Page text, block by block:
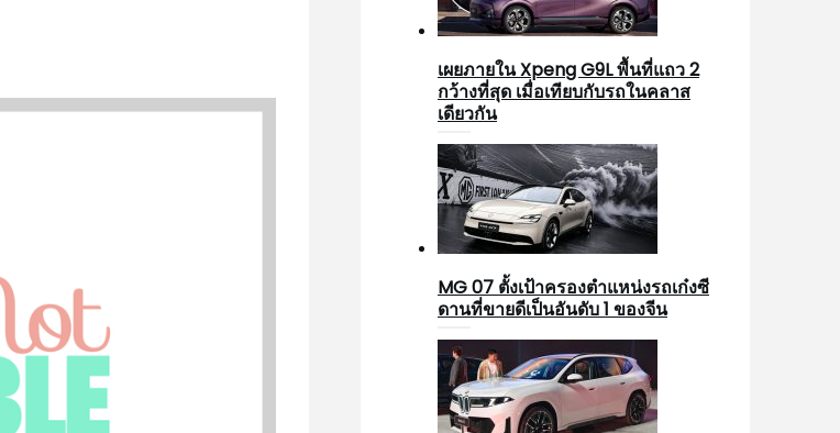
เผยภายใน Xpeng G9L พื้นที่แถว 2
กว้างที่สุด เมื่อเทียบกับรถในคลาส
เดียวกัน
MG 07 ตั้งเป้าครองตำแหน่งรถเก๋งซี
ดานที่ขายดีเป็นอันดับ 1 ของจีน